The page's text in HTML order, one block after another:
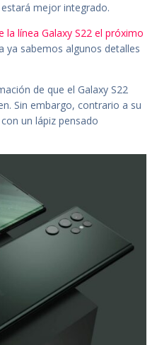
mejor integrado.
la línea Galaxy S22 el próximo
sabemos algunos detalles
de que el Galaxy S22
Sin embargo, contrario a su
un lápiz pensado